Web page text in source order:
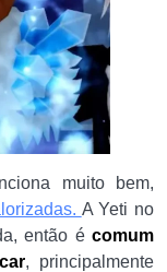
muito bem,
A Yeti no
então é comum
, principalmente